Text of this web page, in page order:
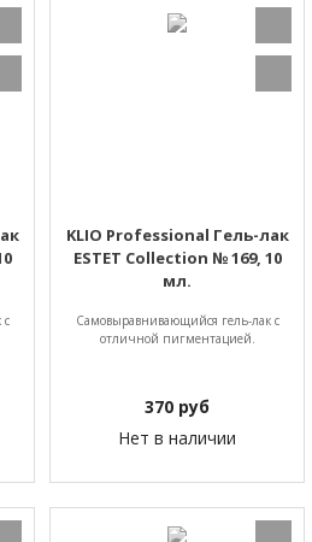
KLIO Professional Гель-лак
ESTET Collection № 169, 10
мл.
Самовыравнивающийся гель-лак с
отличной пигментацией.
370 руб
Нет в наличии